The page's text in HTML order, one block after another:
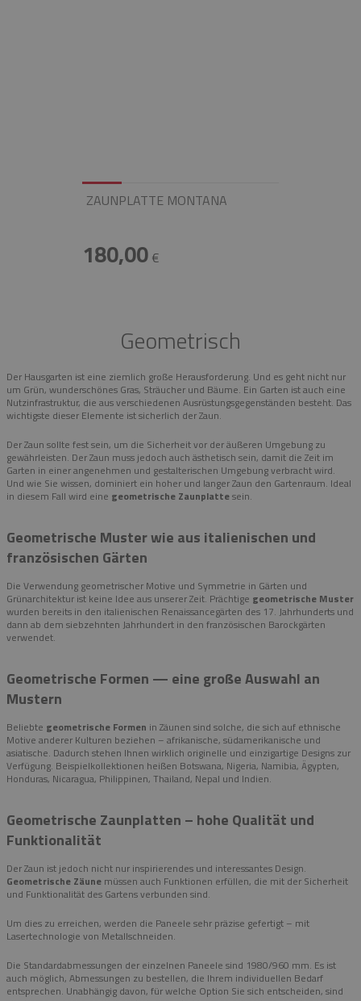
ZAUNPLATTE MONTANA
180,00€
Geometrisch
Der Hausgarten ist eine ziemlich große Herausforderung. Und es geht nicht nur
um Grün, wunderschönes Gras, Sträucher und Bäume. Ein Garten ist auch eine
Nutzinfrastruktur, die aus verschiedenen Ausrüstungsgegenständen besteht. Das
wichtigste dieser Elemente ist sicherlich der Zaun.
Der Zaun sollte fest sein, um die Sicherheit vor der äußeren Umgebung zu
gewährleisten. Der Zaun muss jedoch auch ästhetisch sein, damit die Zeit im
Garten in einer angenehmen und gestalterischen Umgebung verbracht wird.
Und wie Sie wissen, dominiert ein hoher und langer Zaun den Gartenraum. Ideal
in diesem Fall wird eine geometrische Zaunplattesein.
Geometrische Muster wie aus italienischen und
französischen Gärten
Die Verwendung geometrischer Motive und Symmetrie in Gärten und
Grünarchitektur ist keine Idee aus unserer Zeit. Prächtige geometrische Muster
wurden bereits in den italienischen Renaissancegärten des 17. Jahrhunderts und
dann ab dem siebzehnten Jahrhundert in den französischen Barockgärten
verwendet.
Geometrische Formen — eine große Auswahl an
Mustern
Beliebte geometrische Formen in Zäunen sind solche, die sich auf ethnische
Motive anderer Kulturen beziehen – afrikanische, südamerikanische und
asiatische. Dadurch stehen Ihnen wirklich originelle und einzigartige Designs zur
Verfügung. Beispielkollektionen heißen Botswana, Nigeria, Namibia, Ägypten,
Honduras, Nicaragua, Philippinen, Thailand, Nepal und Indien.
Geometrische Zaunplatten – hohe Qualität und
Funktionalität
Der Zaun ist jedoch nicht nur inspirierendes und interessantes Design.
Geometrische Zäune müssen auch Funktionen erfüllen, die mit der Sicherheit
und Funktionalität des Gartens verbunden sind.
Um dies zu erreichen, werden die Paneele sehr präzise gefertigt – mit
Lasertechnologie von Metallschneiden.
Die Standardabmessungen der einzelnen Paneele sind 1980/960 mm. Es ist
auch möglich, Abmessungen zu bestellen, die Ihrem individuellen Bedarf
entsprechen. Unabhängig davon, für welche Option Sie sich entscheiden, sind